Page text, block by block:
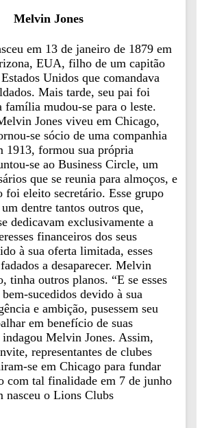
Melvin Jones
em 13 de janeiro de 1879 em
EUA, filho de um capitão
Unidos que comandava
Mais tarde, seu pai foi
família mudou-se para o leste.
Jones viveu em Chicago,
se sócio de uma companhia
1913, formou sua própria
se ao Business Circle, um
que se reunia para almoços, e
foi eleito secretário. Esse grupo
dentre tantos outros que,
dedicavam exclusivamente a
financeiros dos seus
à sua oferta limitada, esses
a desaparecer. Melvin
tinha outros planos. “E se esses
sucedidos devido à sua
e ambição, pusessem seu
em benefício de suas
indagou Melvin Jones. Assim,
representantes de clubes
se em Chicago para fundar
com tal finalidade em 7 de junho
nasceu o Lions Clubs